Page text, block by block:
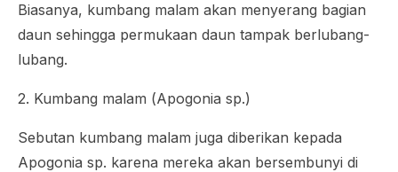
Biasanya, kumbang malam akan menyerang bagian
daun sehingga permukaan daun tampak berlubang-
lubang.
2. Kumbang malam (Apogonia sp.)
Sebutan kumbang malam juga diberikan kepada
Apogonia sp. karena mereka akan bersembunyi di